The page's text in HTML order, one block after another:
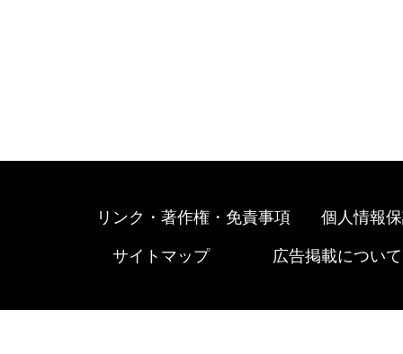
リンク・著作権・免責事項 個人情報
サイトマップ 広告掲載について